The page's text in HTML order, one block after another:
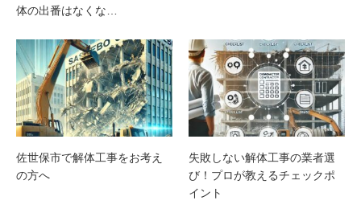
体の出番はなくな…
佐世保市で解体工事をお考え
の方へ
失敗しない解体工事の業者選
び！プロが教えるチェックポ
イント